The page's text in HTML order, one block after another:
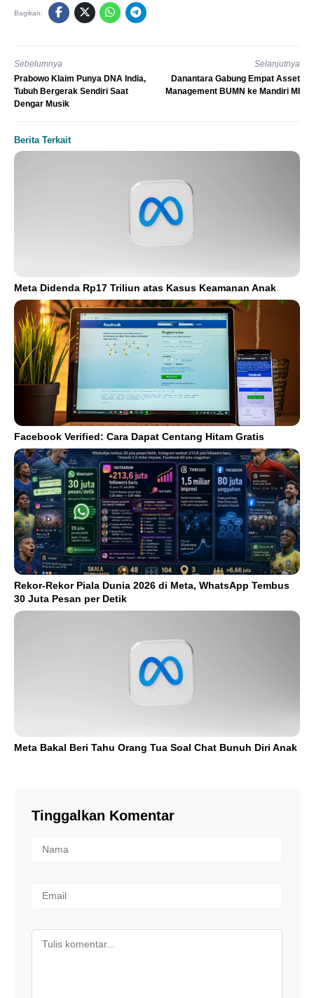
Bagikan:
Sebelumnya
Prabowo Klaim Punya DNA India,
Tubuh Bergerak Sendiri Saat
Dengar Musik
Selanjutnya
Danantara Gabung Empat Asset
Management BUMN ke Mandiri MI
Berita Terkait
Meta Didenda Rp17 Triliun atas Kasus Keamanan Anak
Facebook Verified: Cara Dapat Centang Hitam Gratis
Rekor-Rekor Piala Dunia 2026 di Meta, WhatsApp Tembus
30 Juta Pesan per Detik
Meta Bakal Beri Tahu Orang Tua Soal Chat Bunuh Diri Anak
Tinggalkan Komentar